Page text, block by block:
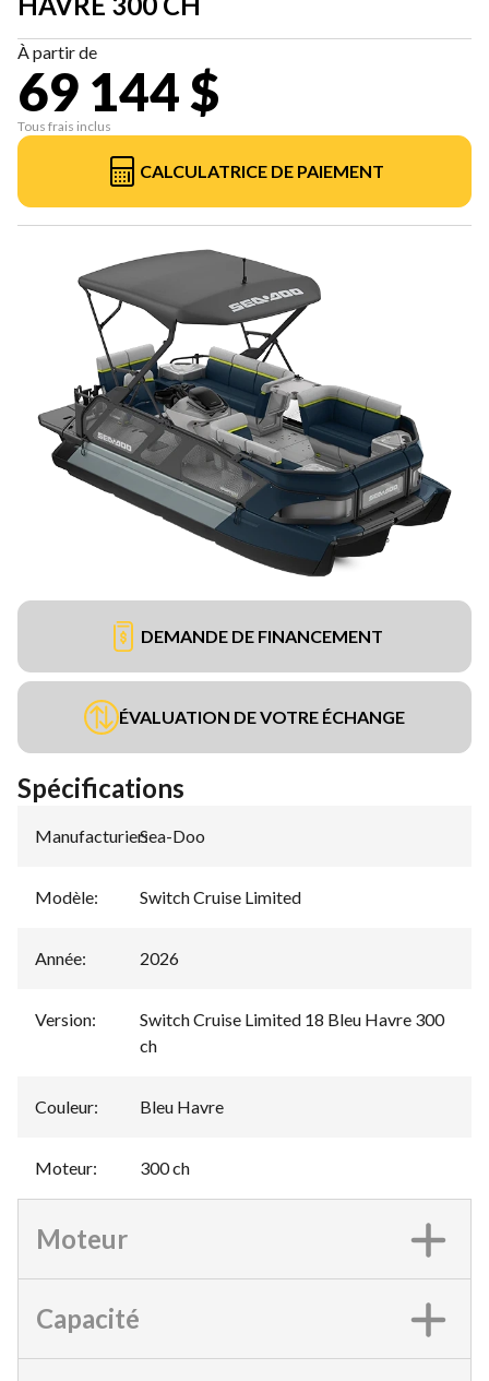
À partir de
69 144 $
Tous frais inclus
CALCULATRICE DE PAIEMENT
DEMANDE DE FINANCEMENT
ÉVALUATION DE VOTRE ÉCHANGE
Spécifications
Manufacturier:
Sea-Doo
Modèle: Switch Cruise Limited
Année: 2026
Version:
Switch Cruise Limited 18 Bleu Havre 300
ch
Couleur: Bleu Havre
Moteur: 300 ch
Moteur
Capacité